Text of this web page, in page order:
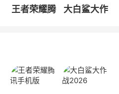
王者荣耀腾
大白鲨大作